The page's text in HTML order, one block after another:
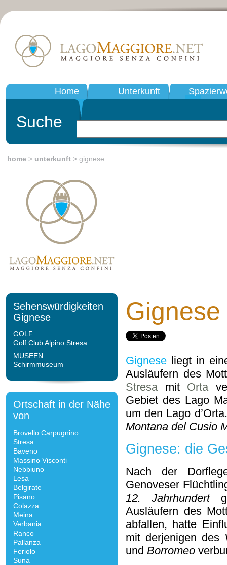
Home Unterkunft
Suche
home > unterkunft > gignese
Sehenswürdigkeiten
Gignese
GOLF
Golf Club Alpino Stresa
MUSEEN
Schirmmuseum
Ortschaft in der Nähe
von
Brovello Carpugnino
Stresa
Baveno
Massino Visconti
Nebbiuno
Lesa
Belgirate
Pisano
Colazza
Meina
Verbania
Ranco
Pallanza
Feriolo
Suna
Gignese
Gignese liegt in
Ausläufern des
Stresamit Orta
Gebiet des Lago
um den Lago
Montana del Cusio
Gignese: die
Nach der
Genoveser
12. Jahrhundert
Ausläufern des
abfallen, hatte
mit derjenigen des
und Borromeo